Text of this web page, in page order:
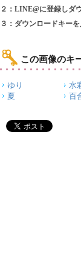
２：LINE@に登録しダ
３：ダウンロードキー
この画像のキ
ゆり 水
夏
百